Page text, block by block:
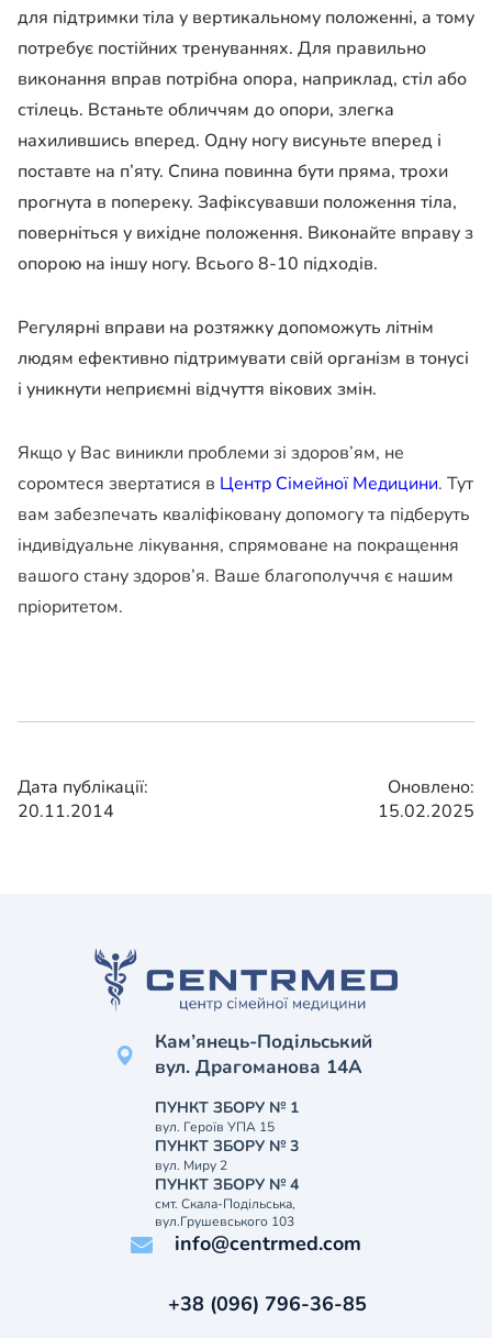
для підтримки тіла у вертикальному положенні, а тому
потребує постійних тренуваннях. Для правильно
виконання вправ потрібна опора, наприклад, стіл або
стілець. Встаньте обличчям до опори, злегка
нахилившись вперед. Одну ногу висуньте вперед і
поставте на п’яту. Спина повинна бути пряма, трохи
прогнута в попереку. Зафіксувавши положення тіла,
поверніться у вихідне положення. Виконайте вправу з
опорою на іншу ногу. Всього 8-10 підходів.
Регулярні вправи на розтяжку допоможуть літнім
людям ефективно підтримувати свій організм в тонусі
і уникнути неприємні відчуття вікових змін.
Якщо у Вас виникли проблеми зі здоров’ям, не
соромтеся звертатися в Центр Сімейної Медицини. Тут
вам забезпечать кваліфіковану допомогу та підберуть
індивідуальне лікування, спрямоване на покращення
вашого стану здоров’я. Ваше благополуччя є нашим
пріоритетом.
Дата публікації:
20.11.2014
Оновлено:
15.02.2025
Кам’янець-Подільський
вул. Драгоманова 14А
ПУНКТ ЗБОРУ № 1
вул. Героїв УПА 15
ПУНКТ ЗБОРУ № 3
вул. Миру 2
ПУНКТ ЗБОРУ № 4
смт. Скала-Подільська,
вул.Грушевського 103
info@centrmed.com
+38 (096) 796-36-85